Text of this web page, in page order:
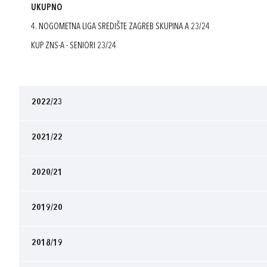
UKUPNO
4. NOGOMETNA LIGA SREDIŠTE ZAGREB SKUPINA A 23/24
KUP ZNS-A - SENIORI 23/24
2022/23
2021/22
2020/21
2019/20
2018/19